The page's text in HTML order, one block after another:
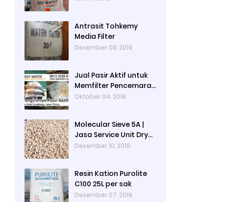
Bekasi
Antrasit Tohkemy
Media Filter
Desember 08, 2019
Jual Pasir Aktif untuk
Memfilter Pencemaran
Sungai!
Oktober 04, 2018
Molecular Sieve 5A |
Jasa Service Unit Dryer
Drier Pabrik
Desember 10, 2019
Resin Kation Purolite
C100 25L per sak
Desember 07, 2019